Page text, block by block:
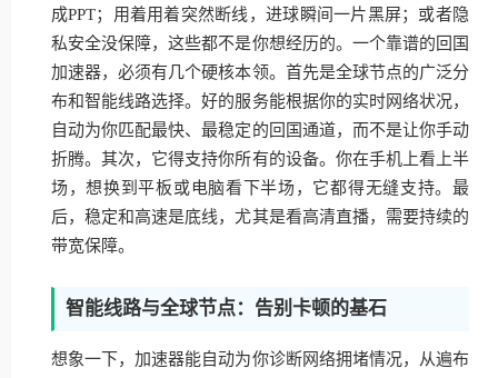
成PPT；用着用着突然断线，进球瞬间一片黑屏；或者隐
私安全没保障，这些都不是你想经历的。一个靠谱的回国
加速器，必须有几个硬核本领。首先是全球节点的广泛分
布和智能线路选择。好的服务能根据你的实时网络状况，
自动为你匹配最快、最稳定的回国通道，而不是让你手动
折腾。其次，它得支持你所有的设备。你在手机上看上半
场，想换到平板或电脑看下半场，它都得无缝支持。最
后，稳定和高速是底线，尤其是看高清直播，需要持续的
带宽保障。
智能线路与全球节点：告别卡顿的基石
想象一下，加速器能自动为你诊断网络拥堵情况，从遍布